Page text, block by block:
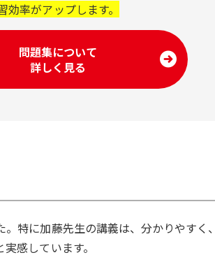
効率がアップします。
問題集について
詳しく見る
特に加藤先生の講義は、分かりやすく、
感しています。